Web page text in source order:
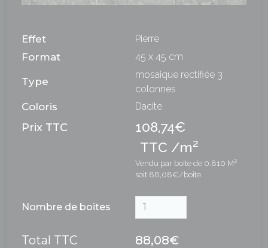
Effet Pierre
Format 45 x 45 cm
Type
mosaique rectifiée 3
colonnes
Coloris Dacite
Prix TTC
108,74€
TTC /m2
Vendu par boite de 0.810 M²
soit 88,08€/boite
Nombre de boites
Total TTC 88,08€